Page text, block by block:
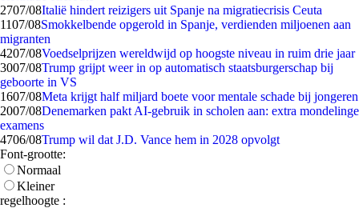
2707/08Italië hindert reizigers uit Spanje na migratiecrisis Ceuta
1107/08Smokkelbende opgerold in Spanje, verdienden miljoenen aan
migranten
4207/08Voedselprijzen wereldwijd op hoogste niveau in ruim drie jaar
3007/08Trump grijpt weer in op automatisch staatsburgerschap bij
geboorte in VS
1607/08Meta krijgt half miljard boete voor mentale schade bij jongeren
2007/08Denemarken pakt AI-gebruik in scholen aan: extra mondelinge
examens
4706/08Trump wil dat J.D. Vance hem in 2028 opvolgt
Font-grootte:
Normaal
Kleiner
regelhoogte :